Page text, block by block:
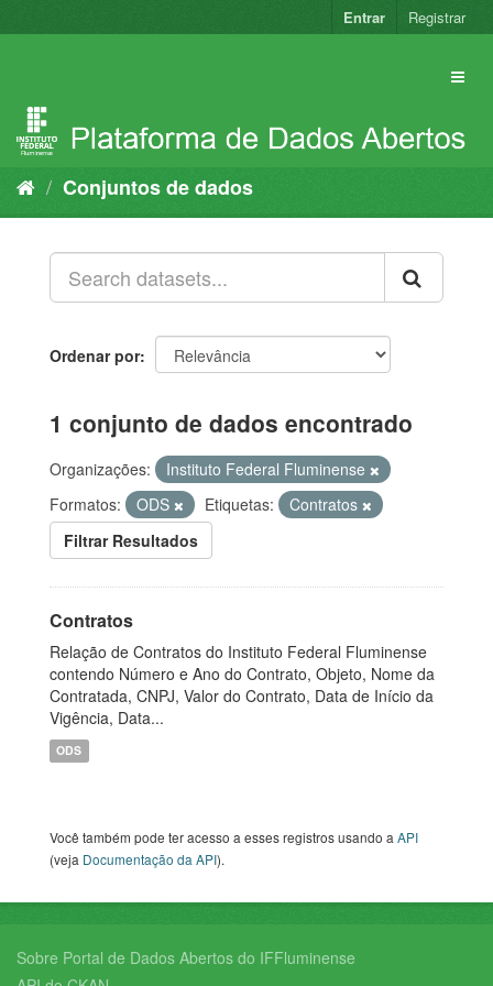
para
Entrar Registrar
Conjuntos de dados
Ordenar por
1 conjunto de dados encontrado
Organizações:
Instituto Federal Fluminense
Formatos:
ODS Etiquetas:
Contratos
Filtrar Resultados
Contratos
Relação de Contratos do Instituto Federal Fluminense
contendo Número e Ano do Contrato, Objeto, Nome da
Contratada, CNPJ, Valor do Contrato, Data de Início da
Vigência, Data...
ODS
Você também pode ter acesso a esses registros usando aAPI
(veja Documentação da API).
Sobre Portal de Dados Abertos do IFFluminense